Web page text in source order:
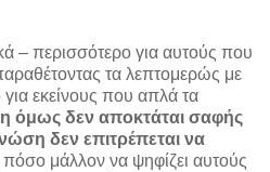
– περισσότερο για αυτούς που
τα λεπτομερώς με
για εκείνους που απλά τα
όμως δεν αποκτάται σαφής
δεν επιτρέπεται να
μάλλον να ψηφίζει αυτούς